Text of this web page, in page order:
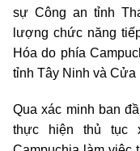
sự Công an tỉnh
lượng chức năng
Hóa do phía
tỉnh Tây Ninh và Cửa
Qua xác minh ban
thực hiện thủ tục